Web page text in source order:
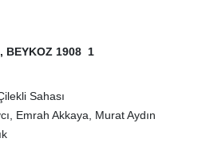
BEYKOZ 1908 1
Sahası
Emrah Akkaya, Murat Aydın